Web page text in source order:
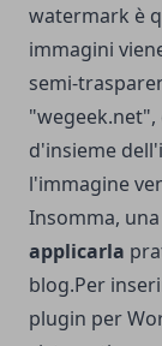
watermark è
immagini
semi-
d'insieme
l'immagine
Insomma,
applicarla
blog.Per
plugin per